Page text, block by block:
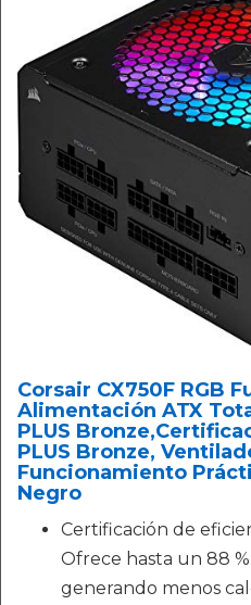
Corsair CX750F RGB
Alimentación ATX
PLUS
PLUS Bronze,
Funcionamiento
Negro
Certificación de
Ofrece hasta un 88
generando menos